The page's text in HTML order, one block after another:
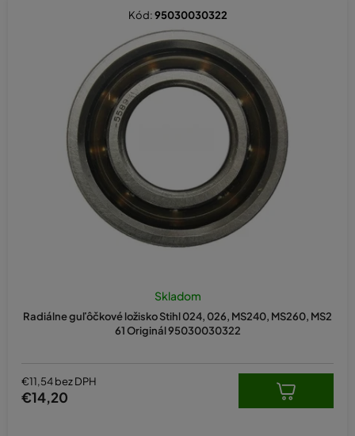
Radiálne guľôčkové ložisko Stihl 024, 026, MS240, MS260, MS2
61 Originál 95030030322
Skladom
€11,54 bez DPH
€14,20
Kód:95030030322